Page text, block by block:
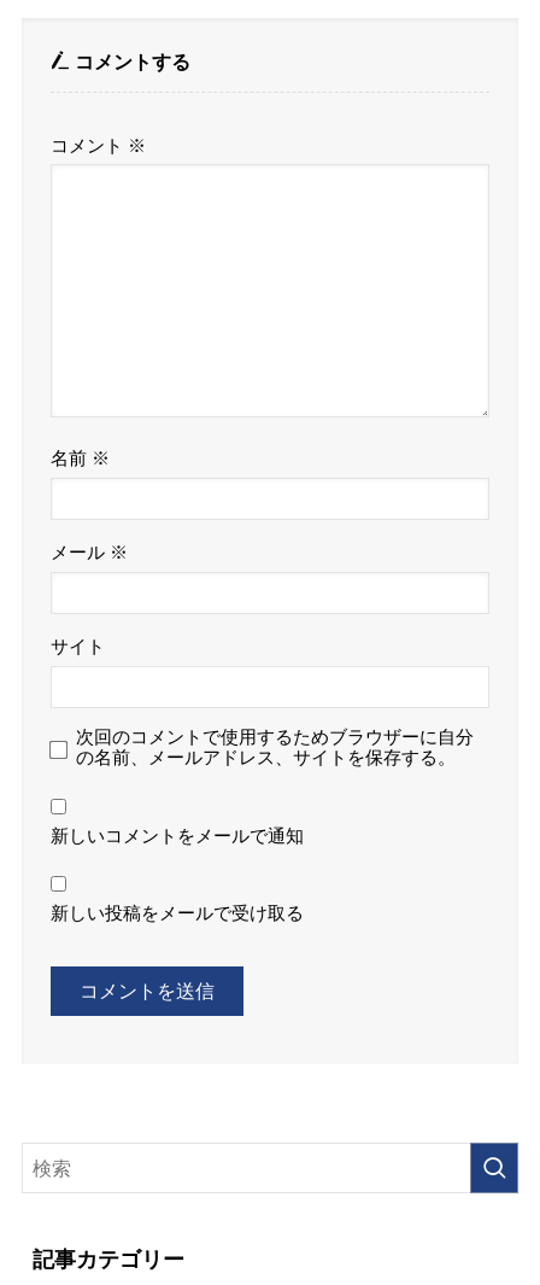
コメントする
コメント ※
名前 ※
メール ※
サイト
次回のコメントで使用するためブラウザーに自分
の名前、メールアドレス、サイトを保存する。
新しいコメントをメールで通知
新しい投稿をメールで受け取る
記事カテゴリー